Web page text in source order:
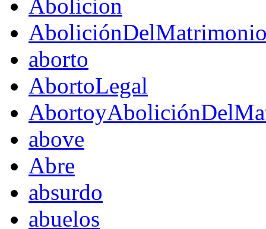
Abolicion
aborto
AbortoLegal
above
Abre
absurdo
abuelos